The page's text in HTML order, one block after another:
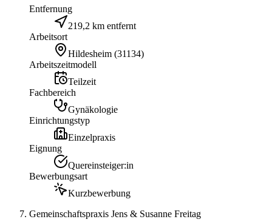
Entfernung
219,2 km entfernt
Arbeitsort
Hildesheim (31134)
Arbeitszeitmodell
Teilzeit
Fachbereich
Gynäkologie
Einrichtungstyp
Einzelpraxis
Eignung
Quereinsteiger:in
Bewerbungsart
Kurzbewerbung
Gemeinschaftspraxis Jens & Susanne Freitag